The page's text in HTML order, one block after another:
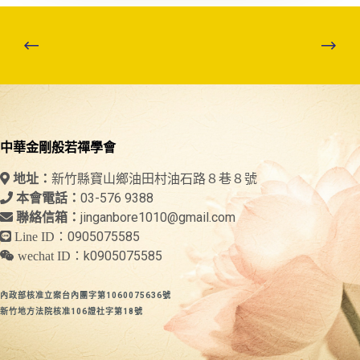
中華金剛般若禪學會
地址： 新竹縣寶山鄉油田村油石路８巷８號
本會電話： 03-576 9388
聯絡信箱： jinganbore1010@gmail.com
Line ID： 0905075585
wechat ID： k0905075585
內政部核准立案台內團字第1060075636號
新竹地方法院核准106證社字第18號